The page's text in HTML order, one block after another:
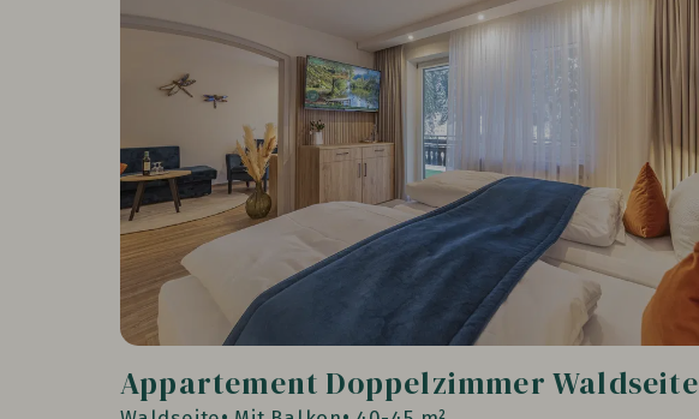
Appartement Doppelzimmer Waldseite